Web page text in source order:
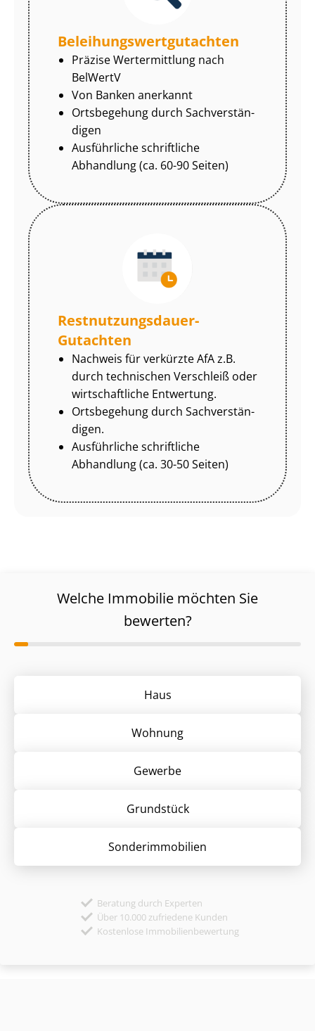
Be­lei­hungs­wert­gut­ach­ten
Präzise Wertermittlung nach
BelWertV
Von Banken anerkannt
Ortsbegehung durch Sach­ver­stän­
di­gen
Ausführliche schriftliche
Abhandlung (ca. 60-90 Seiten)
Rest­nut­zungs­dau­er-
Gutachten
Nachweis für verkürzte AfA z.B.
durch technischen Verschleiß oder
wirtschaftliche Entwertung.
Ortsbegehung durch Sach­ver­stän­
di­gen.
Ausführliche schriftliche
Abhandlung (ca. 30-50 Seiten)
Welche Immobilie möchten Sie
bewerten?
Haus
Wohnung
Gewerbe
Grund­stück
Sonder­immobilien
Beratung durch Experten
Über 10.000 zufriedene Kunden
Kostenlose Immobilienbewertung